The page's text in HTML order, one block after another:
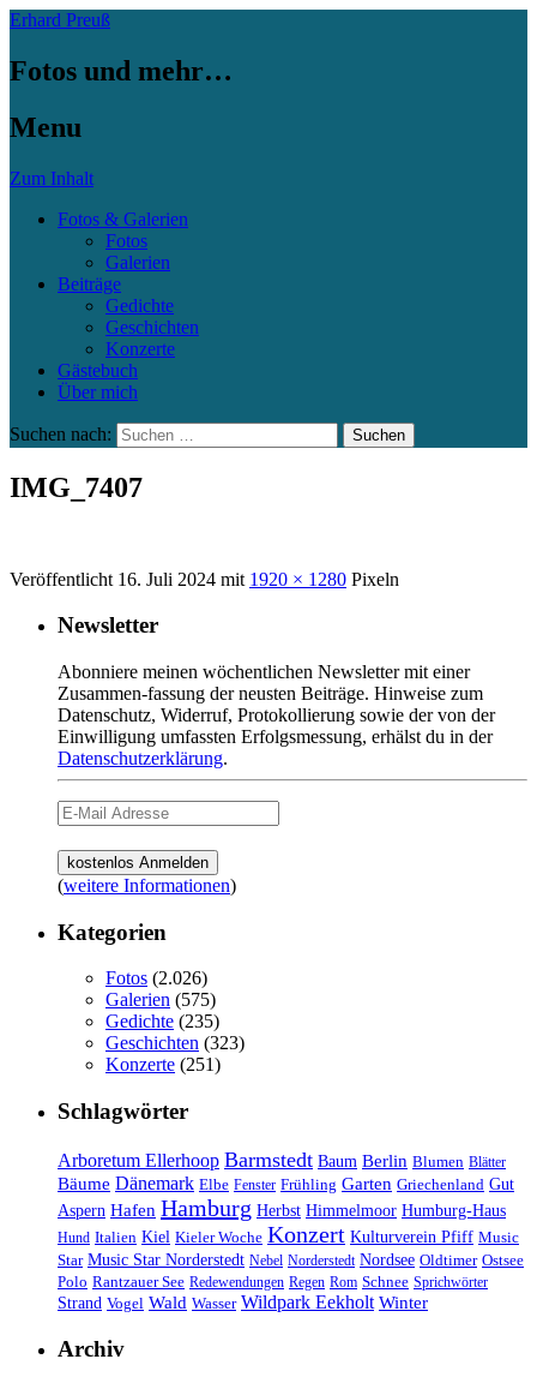
Erhard Preuß
Fotos und mehr…
Menu
Zum Inhalt
Fotos & Galerien
Fotos
Galerien
Beiträge
Gedichte
Geschichten
Konzerte
Gästebuch
Über mich
Suchen nach:
IMG_7407
Veröffentlicht 16. Juli 2024 mit 1920 × 1280 Pixeln
Newsletter
Abonniere meinen wöchentlichen Newsletter mit einer
Zusammen-fassung der neusten Beiträge. Hinweise zum
Datenschutz, Widerruf, Protokollierung sowie der von der
Einwilligung umfassten Erfolgsmessung, erhälst du in der
Datenschutzerklärung.
(weitere Informationen)
Kategorien
Fotos (2.026)
Galerien (575)
Gedichte (235)
Geschichten (323)
Konzerte (251)
Schlagwörter
Arboretum Ellerhoop Barmstedt Baum Berlin Blumen Blätter
Bäume Dänemark Elbe Fenster Frühling Garten Griechenland Gut
Aspern Hafen Hamburg Herbst Himmelmoor Humburg-Haus
Hund Italien Kiel Kieler Woche Konzert Kulturverein Pfiff Music
Star Music Star Norderstedt Nebel Norderstedt Nordsee Oldtimer Ostsee
Polo Rantzauer See Redewendungen Regen Rom Schnee Sprichwörter
Strand Vogel Wald Wasser Wildpark Eekholt Winter
Archiv